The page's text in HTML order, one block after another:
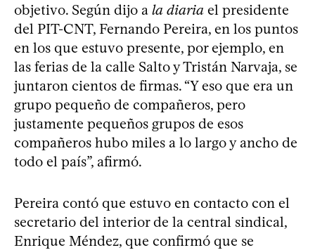
objetivo. Según dijo a la diaria el presidente
del PIT-CNT, Fernando Pereira, en los puntos
en los que estuvo presente, por ejemplo, en
las ferias de la calle Salto y Tristán Narvaja, se
juntaron cientos de firmas. “Y eso que era un
grupo pequeño de compañeros, pero
justamente pequeños grupos de esos
compañeros hubo miles a lo largo y ancho de
todo el país”, afirmó.
Pereira contó que estuvo en contacto con el
secretario del interior de la central sindical,
Enrique Méndez, que confirmó que se